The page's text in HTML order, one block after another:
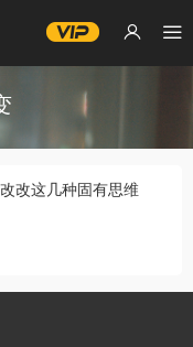
改这几种固有思维